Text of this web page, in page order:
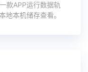
款APP运行数据轨
地本机储存查看。